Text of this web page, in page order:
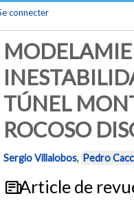
connecter
TÚNEL
ROCOSO
Sergio Villalobos, Pedro
Article de